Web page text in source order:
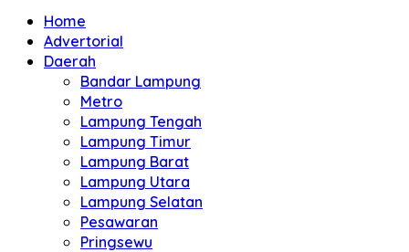
Home
Advertorial
Daerah
Bandar Lampung
Metro
Lampung Tengah
Lampung Timur
Lampung Barat
Lampung Utara
Lampung Selatan
Pesawaran
Pringsewu